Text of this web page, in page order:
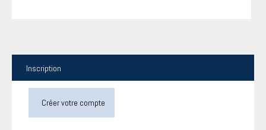
Inscription
Créer votre compte